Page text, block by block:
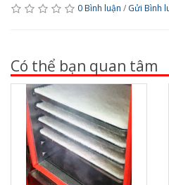
0 Bình luận / Gửi Bình
Có thể bạn quan tâm